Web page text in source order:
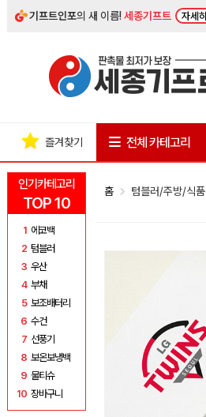
기프트인포의 새 이름!세종기프트 자세히
인기카테고리
TOP 10
1 에코백
2 텀블러
3 우산
4 부채
5 보조배터리
6 수건
7 선풍기
8 보온보냉백
9 물티슈
10 장바구니
즐겨찾기 전체 카테고리
홈 텀블러/주방/식품